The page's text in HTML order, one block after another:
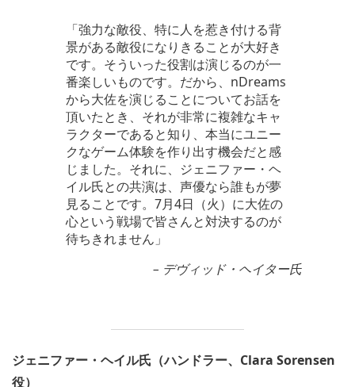
「強力な敵役、特に人を惹き付ける背
景がある敵役になりきることが大好き
です。そういった役割は演じるのが一
番楽しいものです。だから、nDreams
から大佐を演じることについてお話を
頂いたとき、それが非常に複雑なキャ
ラクターであると知り、本当にユニー
クなゲーム体験を作り出す機会だと感
じました。それに、ジェニファー・ヘ
イル氏との共演は、声優なら誰もが夢
見ることです。7月4日（火）に大佐の
心という戦場で皆さんと対決するのが
待ちきれません」
– デヴィッド・ヘイター氏
ジェニファー・ヘイル氏（ハンドラー、Clara Sorensen
役）